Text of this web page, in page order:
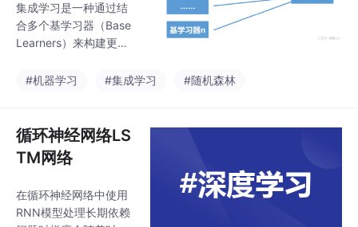
等），并且可以在不同
的操作系统（如Windo
ws、Linux、macOS
集成学习是一种通过结
合多个基学习器（Base
Learners）来构建更强
其核心思想是“三个臭皮
预测结果，可以获得比
单一模型更好的泛化性
能和鲁棒性。集成学习
和异常检测等任务。随
机森林是一种基于集成
#机器学习 #集成学习 #随机森林
循环神经网络LS
TM网络
在循环神经网络中使用
RNN模型处理长期依赖